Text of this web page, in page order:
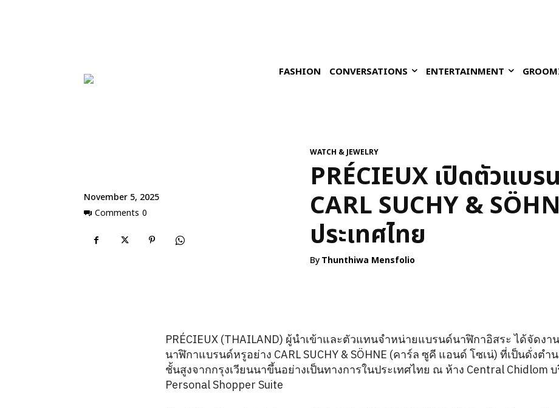
FASHION CONVERSATIONS ENTERTAINMENT
November 5, 2025
Comments 0
WATCH & JEWELRY
PRÉCIEUX เปิดตัวแบ
CARL SUCHY &
ประเทศไทย
ByThunthiwa Mensfolio
PRÉCIEUX (THAILAND) ผู้นำเข้าและตัวแทนจำหน่ายแบรนด์นาฬิกาอิสระ ได้จัดงา
นาฬิกาแบรนด์หรูอย่าง CARL SUCHY & SÖHNE (คาร์ล ซูคี แอนด์ โซเน่) ที่เป็นดั่งตำ
ชั้นสูงจากกรุงเวียนนาขึ้นอย่างเป็นทางการในประเทศไทย ณ ห้าง Central Chidlom
Personal Shopper Suite